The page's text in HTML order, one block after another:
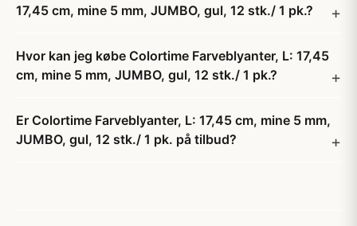
17,45 cm, mine 5 mm, JUMBO, gul, 12 stk./ 1 pk.?
Hvor kan jeg købe Colortime Farveblyanter, L: 17,45
cm, mine 5 mm, JUMBO, gul, 12 stk./ 1 pk.?
Er Colortime Farveblyanter, L: 17,45 cm, mine 5 mm,
JUMBO, gul, 12 stk./ 1 pk. på tilbud?